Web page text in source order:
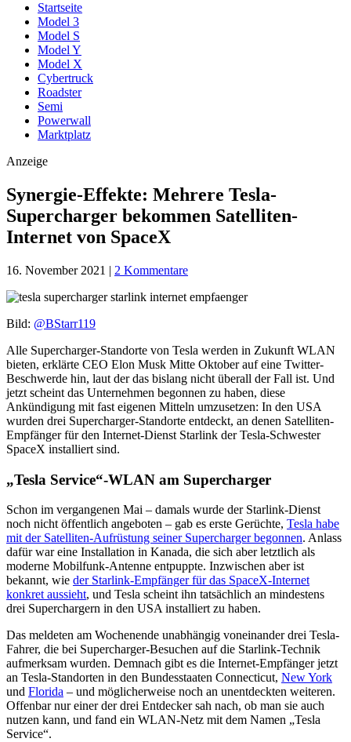
Startseite
Model 3
Model S
Model Y
Model X
Cybertruck
Roadster
Semi
Powerwall
Marktplatz
Anzeige
Synergie-Effekte: Mehrere Tesla-
Supercharger bekommen Satelliten-
Internet von SpaceX
16. November 2021 | 2 Kommentare
Bild: @BStarr119
Alle Supercharger-Standorte von Tesla werden in Zukunft WLAN
bieten, erklärte CEO Elon Musk Mitte Oktober auf eine Twitter-
Beschwerde hin, laut der das bislang nicht überall der Fall ist. Und
jetzt scheint das Unternehmen begonnen zu haben, diese
Ankündigung mit fast eigenen Mitteln umzusetzen: In den USA
wurden drei Supercharger-Standorte entdeckt, an denen Satelliten-
Empfänger für den Internet-Dienst Starlink der Tesla-Schwester
SpaceX installiert sind.
„Tesla Service“-WLAN am Supercharger
Schon im vergangenen Mai – damals wurde der Starlink-Dienst
noch nicht öffentlich angeboten – gab es erste Gerüchte, Tesla habe
mit der Satelliten-Aufrüstung seiner Supercharger begonnen. Anlass
dafür war eine Installation in Kanada, die sich aber letztlich als
moderne Mobilfunk-Antenne entpuppte. Inzwischen aber ist
bekannt, wie der Starlink-Empfänger für das SpaceX-Internet
konkret aussieht, und Tesla scheint ihn tatsächlich an mindestens
drei Superchargern in den USA installiert zu haben.
Das meldeten am Wochenende unabhängig voneinander drei Tesla-
Fahrer, die bei Supercharger-Besuchen auf die Starlink-Technik
aufmerksam wurden. Demnach gibt es die Internet-Empfänger jetzt
an Tesla-Standorten in den Bundesstaaten Connecticut, New York
und Florida – und möglicherweise noch an unentdeckten weiteren.
Offenbar nur einer der drei Entdecker sah nach, ob man sie auch
nutzen kann, und fand ein WLAN-Netz mit dem Namen „Tesla
Service“.